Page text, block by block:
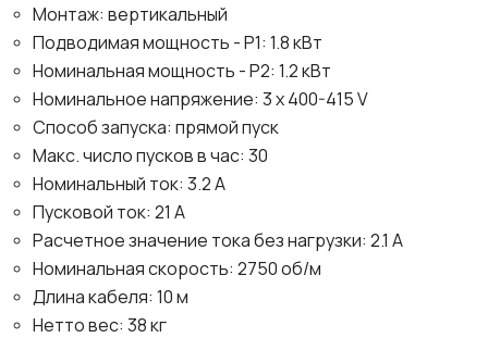
Монтаж: вертикальный
Подводимая мощность - P1: 1.8 кВт
Номинальная мощность - P2: 1.2 кВт
Номинальное напряжение: 3 x 400-415 V
Способ запуска: прямой пуск
Макс. число пусков в час: 30
Номинальный ток: 3.2 A
Пусковой ток: 21 A
Расчетное значение тока без нагрузки: 2.1 A
Номинальная скорость: 2750 об/м
Длина кабеля: 10 м
Нетто вес: 38 кг